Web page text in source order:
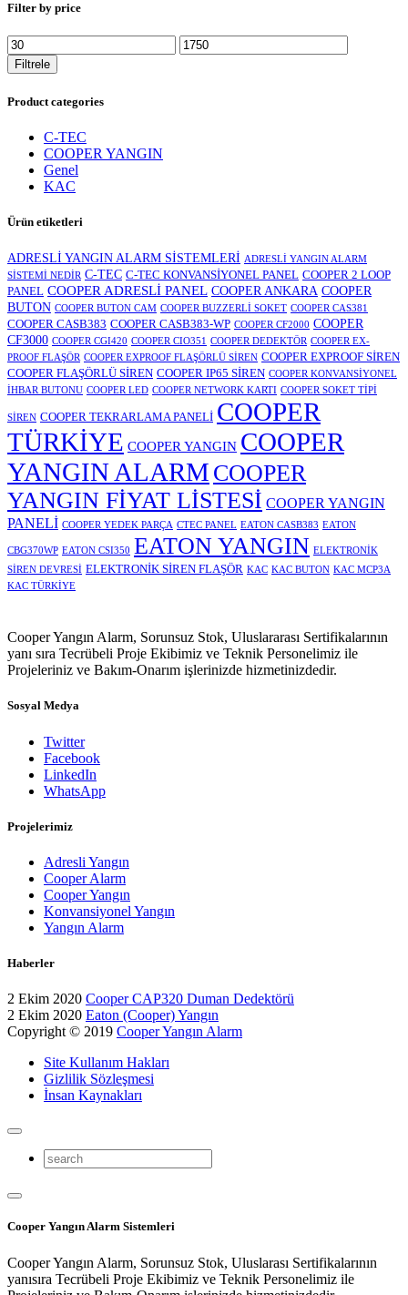
Filter by price
En
düşük
fiyat
En
yüksek
Filtrele
Product categories
C-TEC
COOPER YANGIN
Genel
KAC
Ürün etiketleri
ADRESLİ YANGIN ALARM SİSTEMLERİ ADRESLİ YANGIN ALARM
SİSTEMİ NEDİR C-TEC C-TEC KONVANSİYONEL PANEL COOPER 2 LOOP
PANEL COOPER ADRESLİ PANEL COOPER ANKARA COOPER
BUTON COOPER BUTON CAM COOPER BUZZERLİ SOKET COOPER CAS381
COOPER CASB383 COOPER CASB383-WP COOPER CF2000 COOPER
CF3000 COOPER CGI420 COOPER CIO351 COOPER DEDEKTÖR COOPER EX-
PROOF FLAŞÖR COOPER EXPROOF FLAŞÖRLÜ SİREN COOPER EXPROOF SİREN
COOPER FLAŞÖRLÜ SİREN COOPER IP65 SİREN COOPER KONVANSİYONEL
İHBAR BUTONU COOPER LED COOPER NETWORK KARTI COOPER SOKET TİPİ
SİREN COOPER TEKRARLAMA PANELİ COOPER
TÜRKİYE COOPER YANGIN COOPER
YANGIN ALARM COOPER
YANGIN FİYAT LİSTESİ COOPER YANGIN
PANELİ COOPER YEDEK PARÇA CTEC PANEL EATON CASB383 EATON
CBG370WP EATON CSI350 EATON YANGIN ELEKTRONİK
SİREN DEVRESİ ELEKTRONİK SİREN FLAŞÖR KAC KAC BUTON KAC MCP3A
KAC TÜRKİYE
Cooper Yangın Alarm, Sorunsuz Stok, Uluslararası Sertifikalarının
yanı sıra Tecrübeli Proje Ekibimiz ve Teknik Personelimiz ile
Projeleriniz ve Bakım-Onarım işlerinizde hizmetinizdedir.
Sosyal Medya
Twitter
Facebook
LinkedIn
WhatsApp
Projelerimiz
Adresli Yangın
Cooper Alarm
Cooper Yangın
Konvansiyonel Yangın
Yangın Alarm
Haberler
2 Ekim 2020 Cooper CAP320 Duman Dedektörü
2 Ekim 2020 Eaton (Cooper) Yangın
Copyright © 2019 Cooper Yangın Alarm
Site Kullanım Hakları
Gizlilik Sözleşmesi
İnsan Kaynakları
Cooper Yangın Alarm Sistemleri
Cooper Yangın Alarm, Sorunsuz Stok, Uluslarası Sertifikalarının
yanısıra Tecrübeli Proje Ekibimiz ve Teknik Personelimiz ile